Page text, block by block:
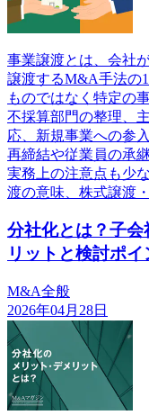
事業譲渡とは、会社
譲渡するM&A手法の
ものではなく特定の
不採算部門の整理、
応、新規事業への参
再締結や従業員の承
実務上の注意点も少
渡の意味、株式譲渡
分社化とは？子
リットと検討ポ
M&A全般
2026年04月28日